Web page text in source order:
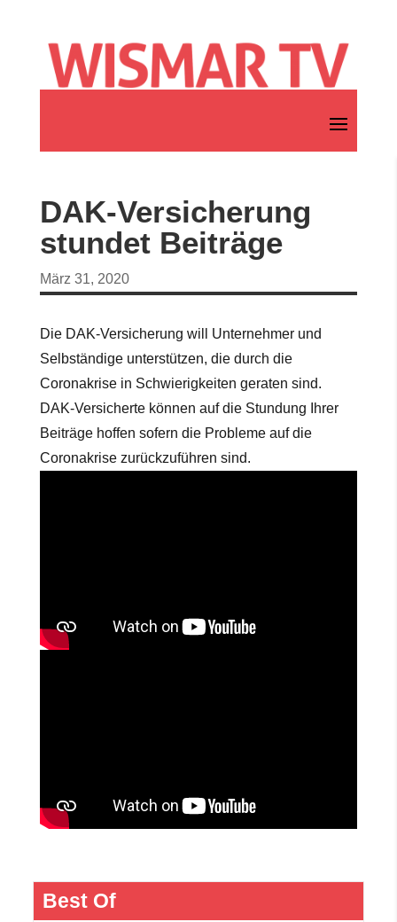
DAK-Versicherung
stundet Beiträge
März 31, 2020
Die DAK-Versicherung will Unternehmer und
Selbständige unterstützen, die durch die
Coronakrise in Schwierigkeiten geraten sind.
DAK-Versicherte können auf die Stundung Ihrer
Beiträge hoffen sofern die Probleme auf die
Coronakrise zurückzuführen sind.
Best Of